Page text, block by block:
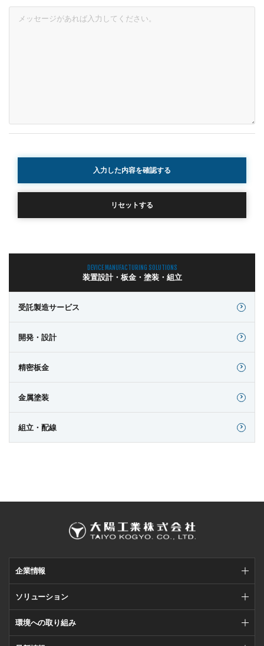
リセットする
入力した内容を確認する
DEVICE MANUFACTURING SOLUTIONS
装置設計・板金・塗装・組立
受託製造サービス
開発・設計
精密板金
金属塗装
組立・配線
企業情報
ソリューション
環境への取り組み